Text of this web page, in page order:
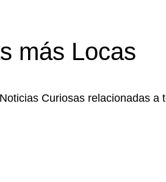
más Locas
Curiosas relacionadas a